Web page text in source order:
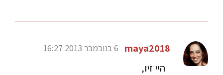
maya2018 6 בנובמבר 2013 16:27
היי זיו,